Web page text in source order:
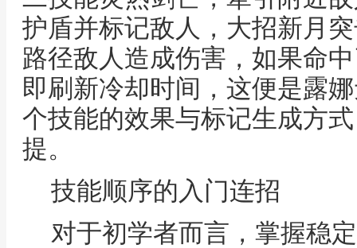
护盾并标记敌人，大招新月
路径敌人造成伤害，如果命
即刷新冷却时间，这便是露
个技能的效果与标记生成方
提。
技能顺序的入门连招
对于初学者而言，掌握稳